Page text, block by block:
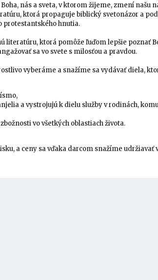
nás a sveta, v ktorom žijeme, zmení našu
ktorá propaguje biblický svetonázor a
protestantského hnutia.
literatúru, ktorá pomôže ľuďom lepšie poznať
sa vo svete s milosťou a pravdou.
vyberáme a snažíme sa vydávať diela,
a vystrojujú k dielu služby v rodinách,
vo všetkých oblastiach života.
a ceny sa vďaka darcom snažíme udržiavať